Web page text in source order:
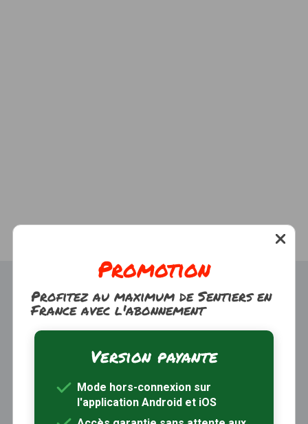
Trouver une randonnée À propos
Inscription / Connexion
Abonnement Rando+ Calendrier randos
Promotion
Profitez au maximum de Sentiers en
France avec l'abonnement
Version payante
Mode hors-connexion sur
l'application Android et iOS